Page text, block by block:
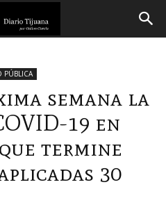
PÚBLICA
semana la
19 en
termine
30